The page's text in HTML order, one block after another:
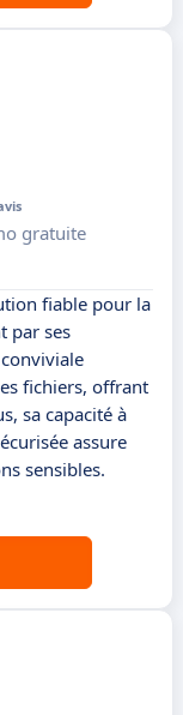
gratuite
fiable pour la
par ses
fichiers, offrant
sa capacité à
assure
sensibles.